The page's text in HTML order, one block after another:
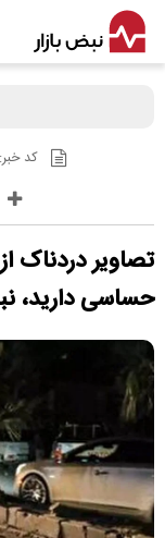
کد
تصاویر دردناک
حساسی دارید،